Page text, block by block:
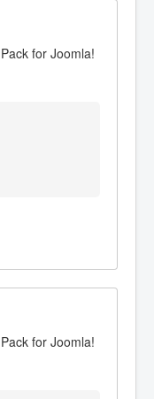
for Joomla!
for Joomla!